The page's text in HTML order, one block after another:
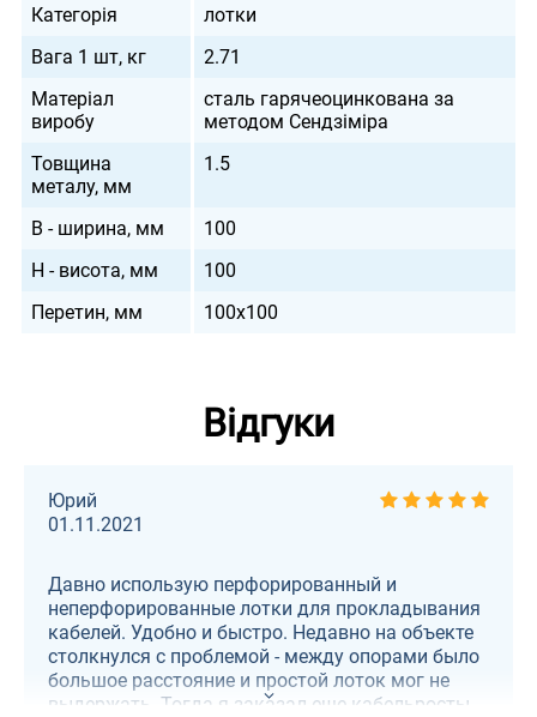
Категорія
лотки
Вага 1 шт, кг
2.71
Матеріал
виробу
сталь гарячеоцинкована за
методом Сендзіміра
Товщина
металу, мм
1.5
B - ширина, мм
100
H - висота, мм
100
Перетин, мм
100х100
Відгуки
Юрий
01.11.2021
Давно использую перфорированный и
неперфорированные лотки для прокладывания
кабелей. Удобно и быстро. Недавно на объекте
столкнулся с проблемой - между опорами было
большое расстояние и простой лоток мог не
выдержать. Тогда я заказал еще кабельросты,